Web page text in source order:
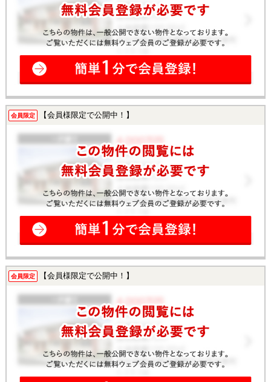
会員限定 【会員様限定で公開中！】
会員限定 【会員様限定で公開中！】